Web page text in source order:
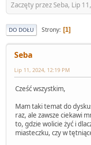
Zaczęty przez Seba, Lip
DO DOŁU Strony 1
Seba
Lip 11, 2024, 12:19 PM
Cześć wszystkim,
Mam taki temat do
raz, ale zawsze ciekawi
to, gdzie wolicie żyć i
miasteczku, czy w